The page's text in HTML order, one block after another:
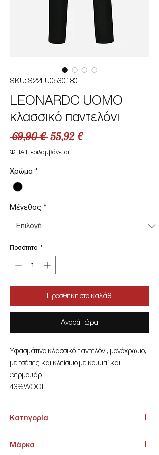
SKU: S22LU0530180
LEONARDO UOMO
κλασσικό παντελόνι
69,90 € Κανονική
τιμή
55,92 €Τιμή
ΦΠΑ Περιλαμβάνεται
Χρώμα *
Μέγεθος *
Ποσότητα *
Προσθήκη στο καλάθι
Αγορά τώρα
Υφασμάτινο κλασσικό παντελόνι, μονόχρωμο,
με τσέπες και κλείσιμο με κουμπί και
φερμουάρ
43%WOOL
Κατηγορία
Μάρκα